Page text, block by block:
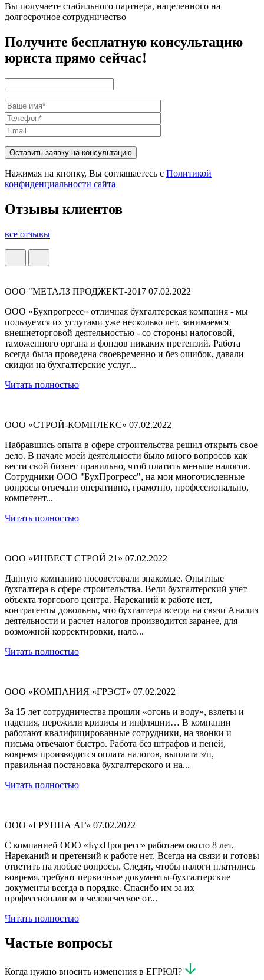
Вы получаете стабильного партнера, нацеленного на
долгосрочное сотрудничество
Получите бесплатную консультацию
юриста прямо сейчас!
Оставить заявку на консультацию
Нажимая на кнопку, Вы соглашаетесь с Политикой
конфиденциальности сайта
Отзывы клиентов
все отзывы
ООО "МЕТАЛЗ ПРОДЖЕКТ-2017 07.02.2022
ООО «Бухпрогресс» отличная бухгалтерская компания - мы
пользуемся их услугами уже несколько лет, занимаемся
внешнеторговой деятельностью - со стороны налоговой,
таможенного органа и фондов никаких претензий. Работа
всегда была проведена своевременно и без ошибок, давали
скидки на бухгалтерские услуг...
Читать полностью
ООО «СТРОЙ-КОМПЛЕКС» 07.02.2022
Набравшись опыта в сфере строительства решил открыть свое
дело. В начале моей деятельности было много вопросов как
вести свой бизнес правильно, чтоб платить меньше налогов.
Сотрудники ООО "БухПрогресс", на мои многочисленные
вопросы отвечали оперативно, грамотно, профессионально,
компетент...
Читать полностью
ООО «ИНВЕСТ СТРОЙ 21» 07.02.2022
Данную компанию посоветовали знакомые. Опытные
бухгалтера в сфере строительства. Вели бухгалтерский учет
объекта торгового центра. Нареканий к работе нет,
контрагенты довольны, что бухгалтера всегда на связи Анализ
деятельности и расчет налогов производится заранее, для
возможной корректировки, нало...
Читать полностью
ООО «КОМПАНИЯ «ГРЭСТ» 07.02.2022
За 15 лет сотрудничества прошли «огонь и воду», взлеты и
падения, пережили кризисы и инфляции… В компании
работают квалифицированные сотрудники, на звонки и
письма отвечают быстро. Работа без штрафов и пеней,
вовремя производится оплата налогов, выплата з/п,
правильная постановка бухгалтерского и на...
Читать полностью
ООО «ГРУППА АГ» 07.02.2022
С компанией ООО «БухПрогресс» работаем около 8 лет.
Нареканий и претензий к работе нет. Всегда на связи и готовы
ответить на любые вопросы. Следят, чтобы налоги платились
вовремя, требуют первичные документы-бухгалтерские
документы всегда в порядке. Спасибо им за их
профессионализм и человеческое от...
Читать полностью
Частые вопросы
Когда нужно вносить изменения в ЕГРЮЛ?